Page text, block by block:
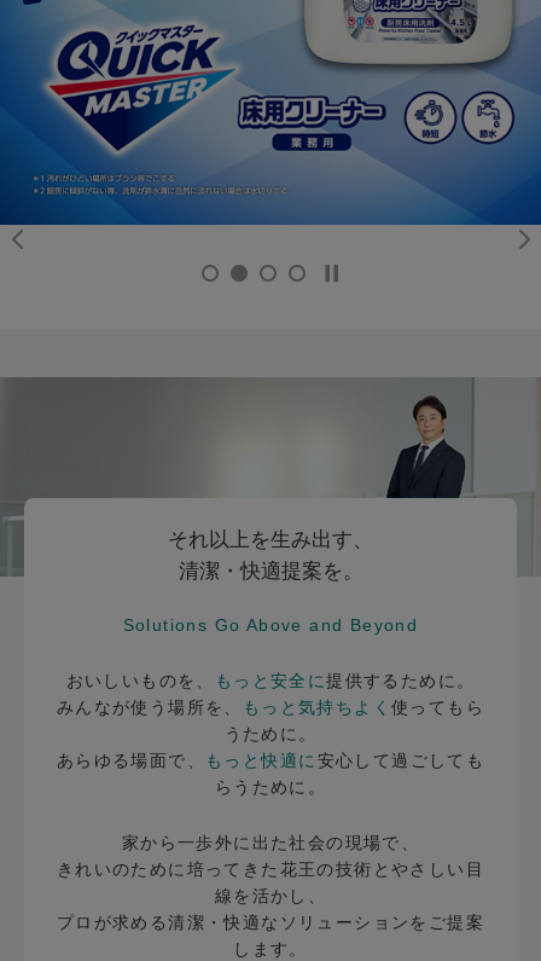
それ以上を生み出す、
清潔・快適提案を。
Solutions Go Above and Beyond
おいしいものを、 もっと安全に提供するために。
みんなが使う場所を、
もっと気持ちよく使ってもら
うために。
あらゆる場面で、
もっと快適に安心して過ごしても
らうために。
家から一歩外に出た社会の現場で、
きれいのために培ってきた花王の技術とやさしい目
線を活かし、
プロが求める清潔・快適なソリューションをご提案
します。